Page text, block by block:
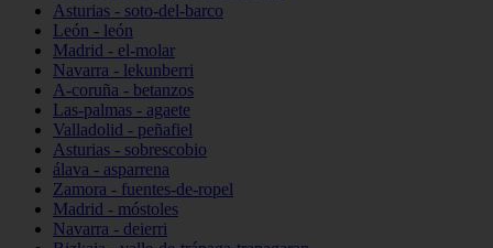
Asturias - soto-del-barco
León - león
Madrid - el-molar
Navarra - lekunberri
A-coruña - betanzos
Las-palmas - agaete
Valladolid - peñafiel
Asturias - sobrescobio
álava - asparrena
Zamora - fuentes-de-ropel
Madrid - móstoles
Navarra - deierri